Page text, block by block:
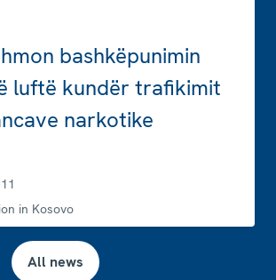
bashkëpunimin
luftë kundër trafikimit
narkotike
in Kosovo
All news